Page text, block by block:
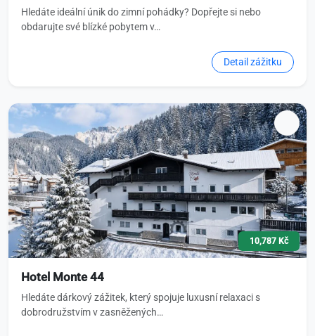
Hledáte ideální únik do zimní pohádky? Dopřejte si nebo
obdarujte své blízké pobytem v…
Detail zážitku
10,787 Kč
Hotel Monte 44
Hledáte dárkový zážitek, který spojuje luxusní relaxaci s
dobrodružstvím v zasněžených…